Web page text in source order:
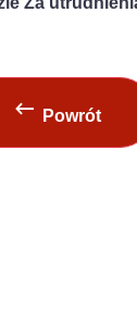
keyboard_backspace Powrót